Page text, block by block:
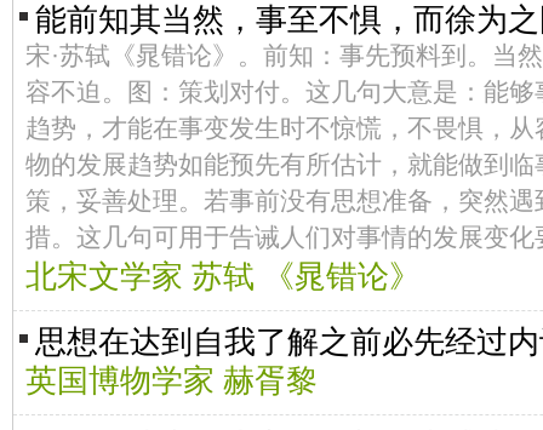
能前知其当然，事至不惧，而徐为
宋·苏轼《晁错论》。前知：事先预料到。当
容不迫。图：策划对付。这几句大意是：能
趋势，才能在事变发生时不惊慌，不畏惧，
物的发展趋势如能预先有所估计，就能做到
策，妥善处理。若事前没有思想准备，突然
措。这几句可用于告诫人们对事情的发展变
北宋文学家 苏轼 《晁错论》
思想在达到自我了解之前必先经过
英国博物学家 赫胥黎